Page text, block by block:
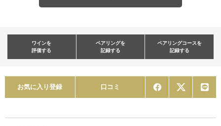
ワインを
評価する
ペアリングを
記録する
ペアリングコースを
記録する
お気に入り登録 口コミ